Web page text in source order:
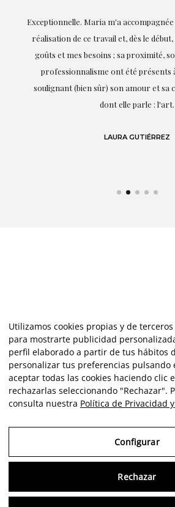
Exceptionnelle. Maria m'a accompagnée
réalisation de ce travail et, dès le
goûts et mes besoins ; sa proximité,
professionnalisme ont été présents
soulignant (bien sûr) son amour et sa
dont elle parle : l'art.
LAURA GUTIÉRREZ
Utilizamos cookies propias y de
para mostrarte publicidad
perfil elaborado a partir de tus hábitos
personalizar tus preferencias pulsando
aceptar todas las cookies haciendo clic
rechazarlas seleccionando "Rechazar".
consulta nuestra Política de Privacidad
Configurar
Rechazar